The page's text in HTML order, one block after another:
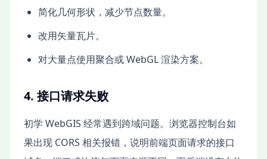
简化几何形状，减少节点数量。
改用矢量瓦片。
对大量点使用聚合或 WebGL 渲染方案。
4. 接口请求失败
初学 WebGIS 经常遇到跨域问题。浏览器控制台如
果出现 CORS 相关报错，说明前端页面请求的接口